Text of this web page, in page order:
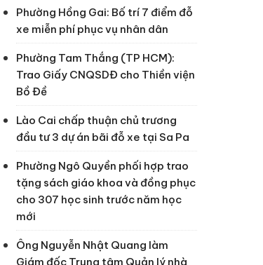
Phường Hồng Gai: Bố trí 7 điểm đỗ
xe miễn phí phục vụ nhân dân
Phường Tam Thắng (TP HCM):
Trao Giấy CNQSDĐ cho Thiền viện
Bồ Đề
Lào Cai chấp thuận chủ trương
đầu tư 3 dự án bãi đỗ xe tại Sa Pa
Phường Ngô Quyền phối hợp trao
tặng sách giáo khoa và đồng phục
cho 307 học sinh trước năm học
mới
Ông Nguyễn Nhật Quang làm
Giám đốc Trung tâm Quản lý nhà